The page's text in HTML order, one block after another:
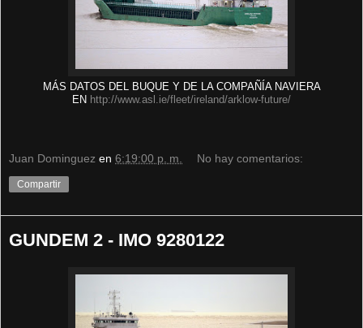
MÁS DATOS DEL BUQUE Y DE LA COMPAÑÍA NAVIERA
EN http://www.asl.ie/fleet/ireland/arklow-future/
Juan Dominguez en 6:19:00 p. m. No hay comentarios:
Compartir
GUNDEM 2 - IMO 9280122